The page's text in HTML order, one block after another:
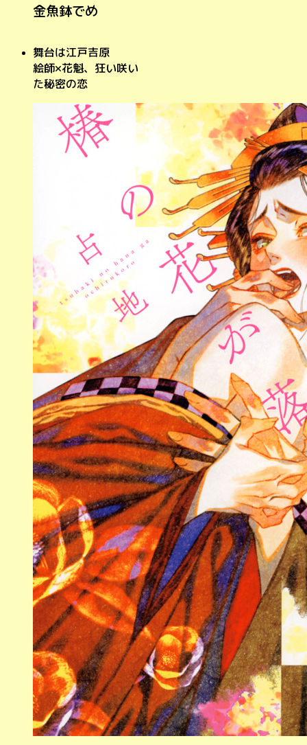
金魚鉢でめ
舞台は江戸吉原
絵師×花魁、狂い咲い
た秘密の恋